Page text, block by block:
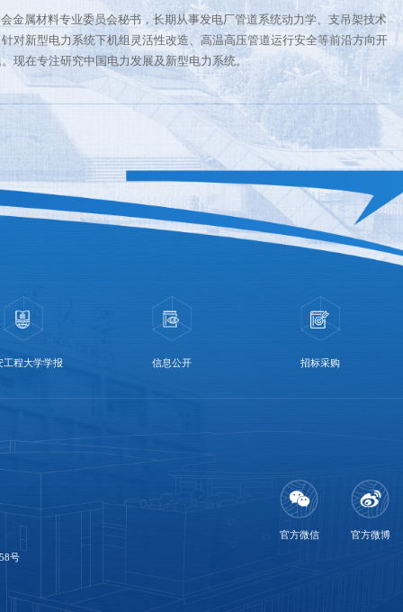
金属材料专业委员会秘书，长期从事发电厂管道系统动力学、支吊架技术
对新型电力系统下机组灵活性改造、高温高压管道运行安全等前沿方向开
现在专注研究中国电力发展及新型电力系统。
工程大学学报 信息公开 招标采购
号
官方微信 官方微博